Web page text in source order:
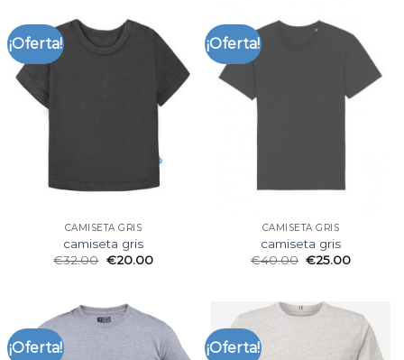
¡Oferta!
CAMISETA GRIS
camiseta gris
€32.00 €20.00
¡Oferta!
CAMISETA GRIS
camiseta gris
€40.00 €25.00
¡Oferta! ¡Oferta!